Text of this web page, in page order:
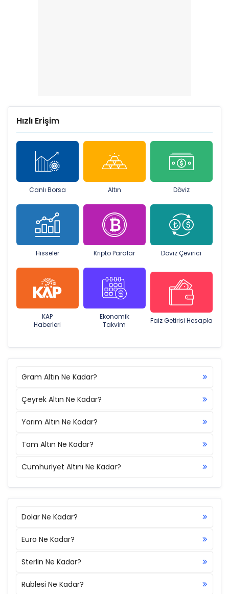
Hızlı Erişim
Canlı Borsa Altın Döviz
Hisseler Kripto Paralar Döviz Çevirici
KAP
Haberleri
Ekonomik
Takvim
Faiz Getirisi Hesapla
Gram Altın Ne Kadar?
Çeyrek Altın Ne Kadar?
Yarım Altın Ne Kadar?
Tam Altın Ne Kadar?
Cumhuriyet Altını Ne Kadar?
Dolar Ne Kadar?
Euro Ne Kadar?
Sterlin Ne Kadar?
Rublesi Ne Kadar?